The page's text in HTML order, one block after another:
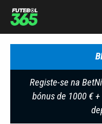
Registe-se na
bónus de 1000 €